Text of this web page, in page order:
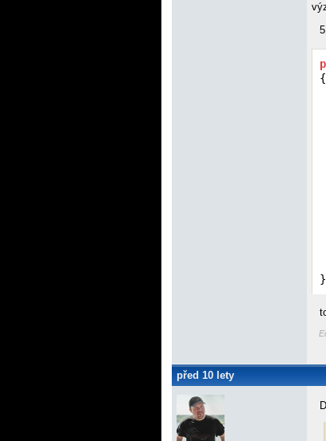
{
}
před 10 lety